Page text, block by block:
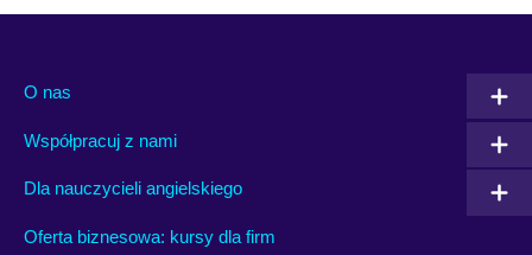
O nas
Współpracuj z nami
Dla nauczycieli angielskiego
Oferta biznesowa: kursy dla firm